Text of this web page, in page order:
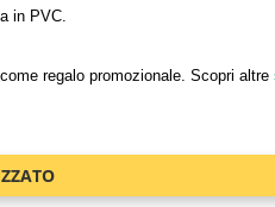
in PVC.
regalo promozionale. Scopri altre